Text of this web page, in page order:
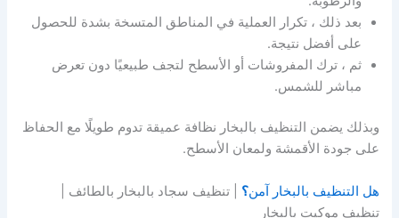
بعد ذلك ، تكرار العملية في المناطق المتسخة بشدة للحصول
على أفضل نتيجة.
ثم ، ترك المفروشات أو الأسطح لتجف طبيعيًا دون تعرض
مباشر للشمس.
وبذلك يضمن التنظيف بالبخار نظافة عميقة تدوم طويلًا مع الحفاظ
على جودة الأقمشة ولمعان الأسطح.
هل التنظيف بالبخار آمن؟ | تنظيف سجاد بالبخار بالطائف |
تنظيف موكيت بالبخار